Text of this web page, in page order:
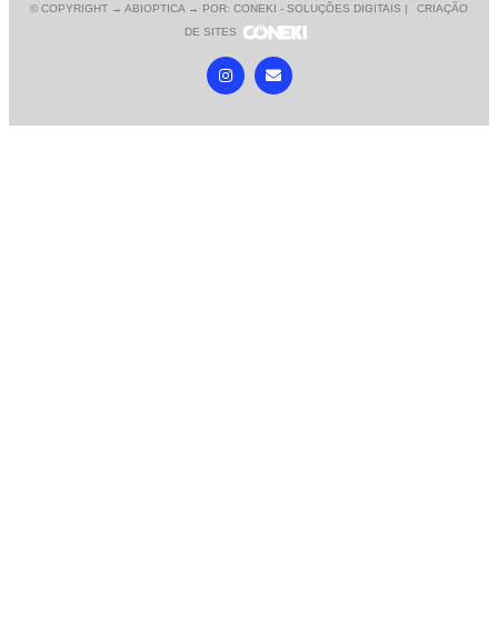
© COPYRIGHT → ABIOPTICA → POR: CONEKI - SOLUÇÕES DIGITAIS |
CRIAÇÃO
DE SITES